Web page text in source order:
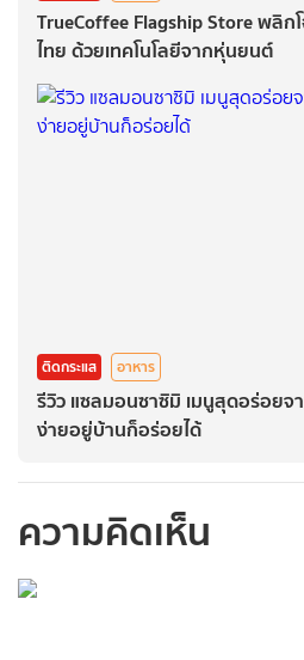
TrueCoffee Flagship Store พลิ
ไทย ด้วยเทคโนโลยีจากหุ่นยนต์
ติดกระแส อาหาร
รีวิว แซลมอนซาซิมิ เมนูสุดอร่อยจ
ง่ายอยู่บ้านก็อร่อยได้
ความคิดเห็น